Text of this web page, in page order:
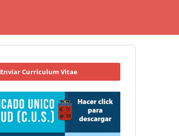
Enviar Curriculum Vitae